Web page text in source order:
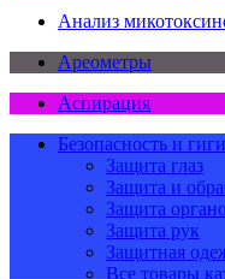
Анализ
Ареометры
Аспирация
Безопасность и
Защита глаз
Защита и
Защита
Защита рук
Защитная
Все товары